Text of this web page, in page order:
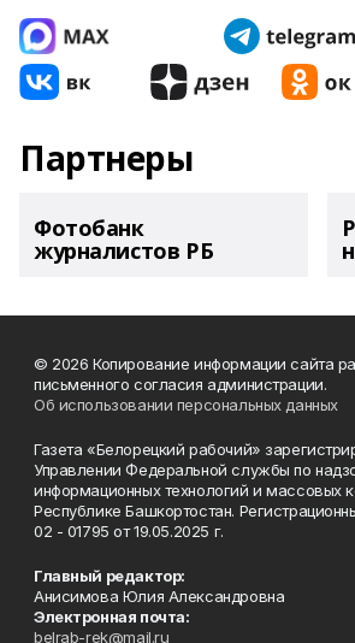
Партнеры
Фотобанк
журналистов РБ
© 2026 Копирование информации сайта
письменного согласия администрации.
Об использовании персональных данных
Газета «Белорецкий рабочий»
Управлении Федеральной службы по
информационных технологий и массовых
Республике Башкортостан.
02 - 01795 от 19.05.2025 г.
Главный редактор:
Анисимова Юлия Александровна
Электронная почта:
belrab-rek@mail.ru